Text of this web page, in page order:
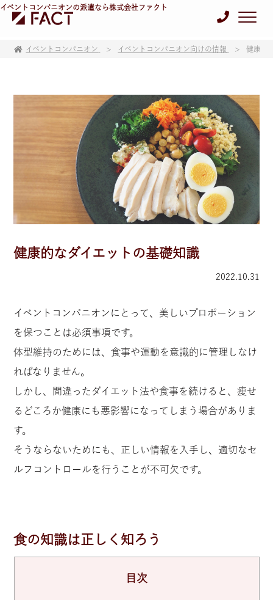
イベントコンパニオンの派遣なら株式会社ファクト
イベントコンパニオン イベントコンパニオン向けの情報 健康的
健康的なダイエットの基礎知識
2022.10.31
イベントコンパニオンにとって、美しいプロポーション
を保つことは必須事項です。
体型維持のためには、食事や運動を意識的に管理しなけ
ればなりません。
しかし、間違ったダイエット法や食事を続けると、痩せ
るどころか健康にも悪影響になってしまう場合がありま
す。
そうならないためにも、正しい情報を入手し、適切なセ
ルフコントロールを行うことが不可欠です。
食の知識は正しく知ろう
目次